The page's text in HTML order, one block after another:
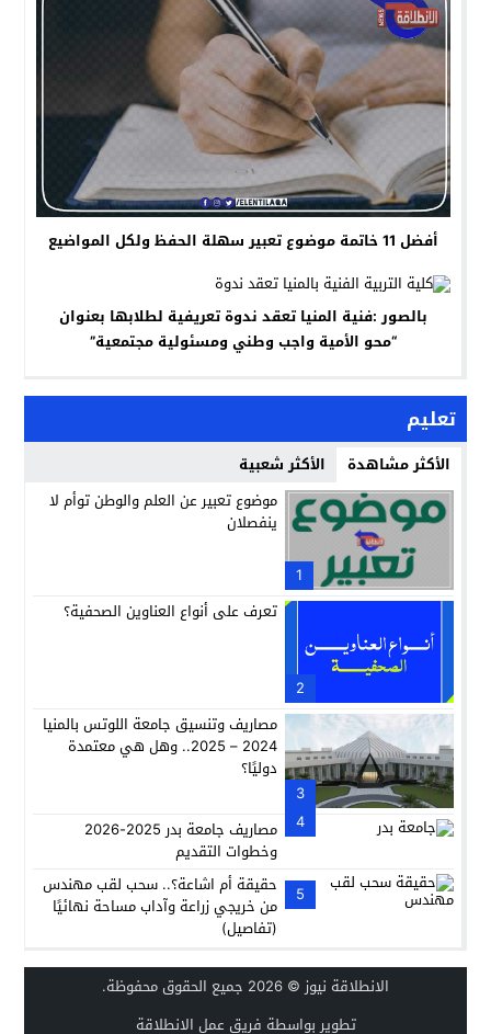
أفضل 11 خاتمة موضوع تعبير سهلة الحفظ ولكل المواضيع
بالصور :فنية المنيا تعقد ندوة تعريفية لطلابها بعنوان
“محو الأمية واجب وطني ومسئولية مجتمعية”
تعليم
الأكثر مشاهدة الأكثر شعبية
1
موضوع تعبير عن العلم والوطن توأم لا
ينفصلان
2
تعرف على أنواع العناوين الصحفية؟
3
مصاريف وتنسيق جامعة اللوتس بالمنيا
2024 – 2025.. وهل هي معتمدة
دوليًا؟
4
مصاريف جامعة بدر 2025-2026
وخطوات التقديم
5
حقيقة أم اشاعة؟.. سحب لقب مهندس
من خريجي زراعة وآداب مساحة نهائيًا
(تفاصيل)
الانطلاقة نيوز© 2026 جميع الحقوق محفوظة.
تطوير بواسطة فريق عمل الانطلاقة